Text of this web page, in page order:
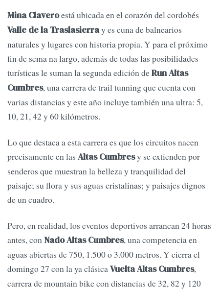
Mina Claveroestá ubicada en el corazón del cordobés
Valle de la Traslasierray es cuna de balnearios
naturales y lugares con historia propia. Y para el próximo
fin de sema na largo, además de todas las posibilidades
turísticas le suman la segunda edición deRun Altas
Cumbres, una carrera de trail tunning que cuenta con
varias distancias y este año incluye también una ultra: 5,
10, 21, 42 y 60 kilómetros.
Lo que destaca a esta carrera es que los circuitos nacen
precisamente en las Altas Cumbresy se extienden por
senderos que muestran la belleza y tranquilidad del
paisaje; su flora y sus aguas cristalinas; y paisajes dignos
de un cuadro.
Pero, en realidad, los eventos deportivos arrancan 24 horas
antes, conNado Altas Cumbres, una competencia en
aguas abiertas de 750, 1.500 o 3.000 metros. Y cierra el
domingo 27 con la ya clásicaVuelta Altas Cumbres,
carrera de mountain bike con distancias de 32, 82 y 120